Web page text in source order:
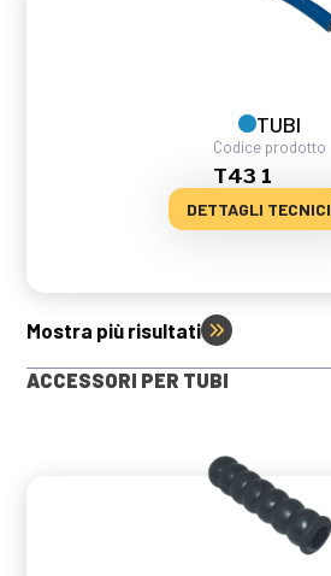
TUBI
Codice prodotto
T43 1
DETTAGLI TECNICI
Mostra più risultati
ACCESSORI PER TUBI